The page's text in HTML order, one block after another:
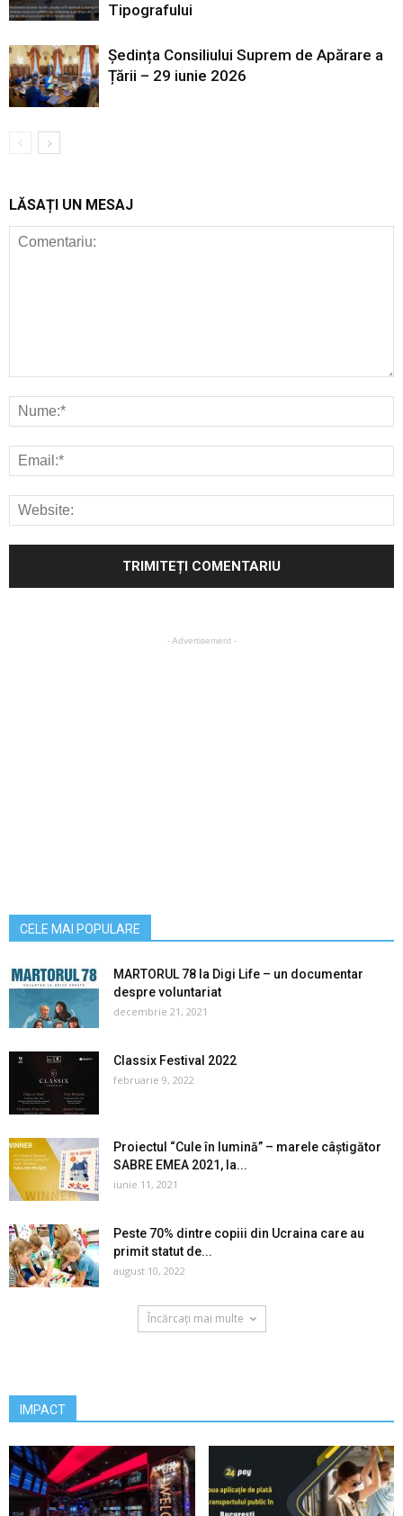
Tipografului
Ședința Consiliului Suprem de Apărare a
Țării – 29 iunie 2026
LĂSAȚI UN MESAJ
- Advertisement -
CELE MAI POPULARE
MARTORUL 78 la Digi Life – un documentar
despre voluntariat
decembrie 21, 2021
Classix Festival 2022
februarie 9, 2022
Proiectul “Cule în lumină” – marele câștigător
SABRE EMEA 2021, la...
iunie 11, 2021
Peste 70% dintre copiii din Ucraina care au
primit statut de...
august 10, 2022
Încărcați mai multe
IMPACT